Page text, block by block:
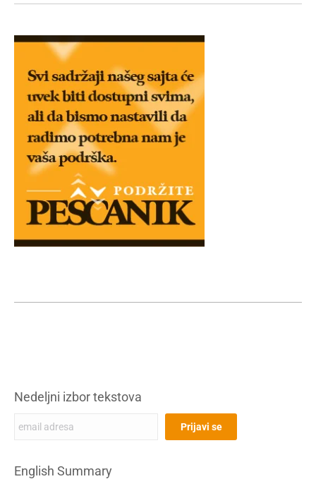
Nedeljni izbor tekstova
English Summary